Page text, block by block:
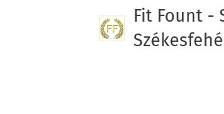
Fit Fount -